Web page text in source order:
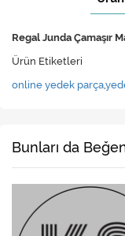
Regal Junda Çamaşır
Ürün Etiketleri
online yedek parça,
Bunları da